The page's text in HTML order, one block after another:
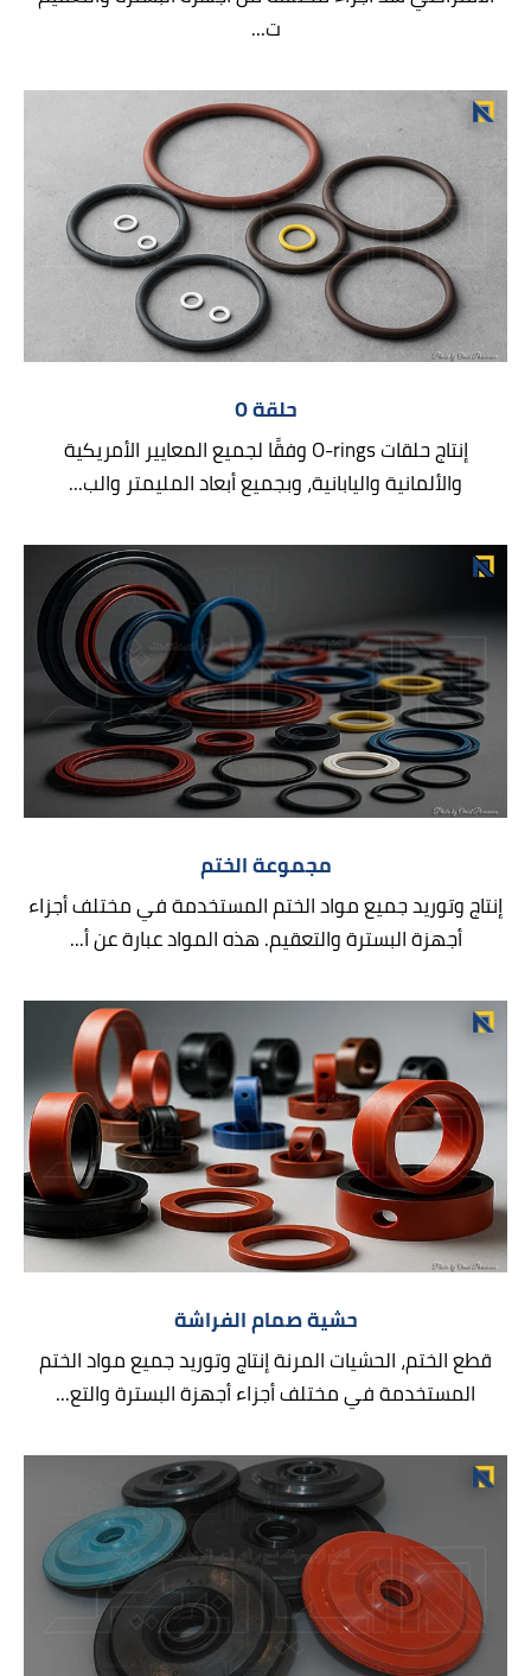
ت...
حلقة O
إنتاج حلقات O-rings وفقًا لجميع المعايير الأمريكية
والألمانية واليابانية، وبجميع أبعاد المليمتر والب...
مجموعة الختم
إنتاج وتوريد جميع مواد الختم المستخدمة في مختلف أجزاء
أجهزة البسترة والتعقيم. هذه المواد عبارة عن أ...
حشية صمام الفراشة
قطع الختم، الحشيات المرنة إنتاج وتوريد جميع مواد الختم
المستخدمة في مختلف أجزاء أجهزة البسترة والتع...